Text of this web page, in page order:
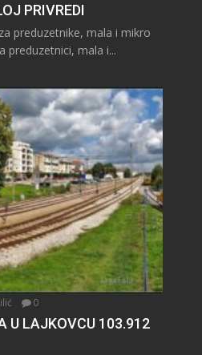
PRIVREDI
preduzetnike, mala i mikro
preduzetnici, mala i...
0
U LAJKOVCU 103.912